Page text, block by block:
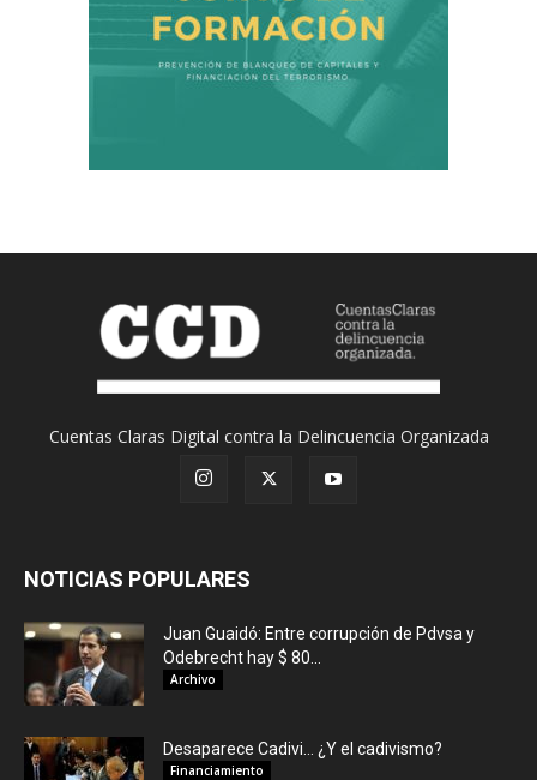
Cuentas Claras Digital contra la Delincuencia Organizada
NOTICIAS POPULARES
Juan Guaidó: Entre corrupción de Pdvsa y
Odebrecht hay $ 80...
Archivo
Desaparece Cadivi… ¿Y el cadivismo?
Financiamiento